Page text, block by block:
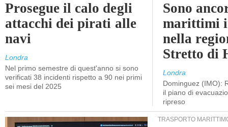
Prosegue il calo degli
attacchi dei pirati alle
navi
Londra
Nel primo semestre di quest'anno si sono
verificati 38 incidenti rispetto a 90 nei primi
sei mesi del 2025
Sono
marittimi
nella
Stretto di
Londra
Dominguez (IMO):
il piano di
ripreso
TRASPORTO